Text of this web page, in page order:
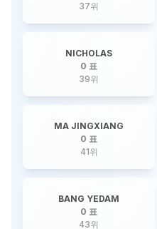
37위
NICHOLAS
0 표
39위
MA JINGXIANG
0 표
41위
BANG YEDAM
0 표
43위